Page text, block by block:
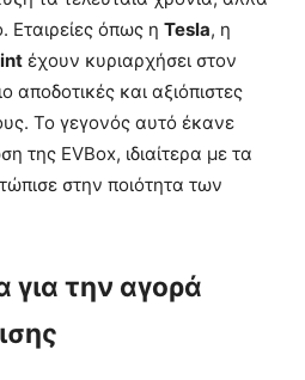
Εταιρείες όπως η Tesla, η
έχουν κυριαρχήσει στον
και αξιόπιστες
Το γεγονός αυτό έκανε
της EVBox, ιδιαίτερα με τα
στην ποιότητα των
την αγορά